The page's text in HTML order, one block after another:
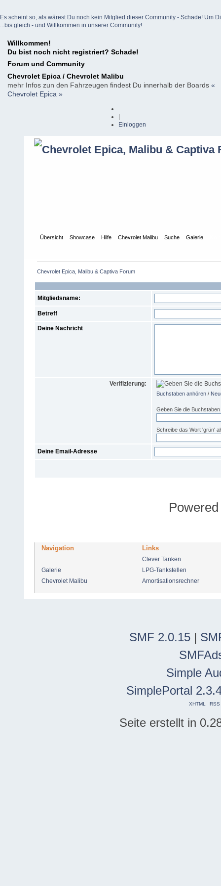
Es scheint so, als wärest Du noch kein Mitglied dieser Community - Schade! Um
...bis gleich - und Willkommen in unserer Community!
Willkommen!
Du bist noch nicht registriert? Schade!
Forum und Community
Chevrolet Epica / Chevrolet Malibu
mehr Infos zun den Fahrzeugen findest Du innerhalb der Boards «
Chevrolet Epica »
Einloggen
Übersicht Showcase Hilfe Chevrolet Malibu Suche Galerie
Chevrolet Epica, Malibu & Captiva Forum
Mitgliedsname:
Betreff
Deine Nachricht
Verifizierung:
Buchstaben anhören/
Geben Sie die
Schreibe das Wort 'grün'
Deine Email-Adresse
Navigation Links
Clever Tanken
Galerie
LPG-Tankstellen
Chevrolet Malibu
Amortisationsrechner
SMF 2.0.15 |
Simple
SimplePortal
XHTML RSS
Seite erstellt in